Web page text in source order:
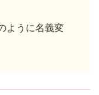
ように名義変